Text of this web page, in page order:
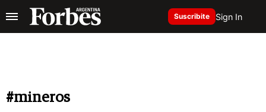
Suscribite Sign In
#mineros